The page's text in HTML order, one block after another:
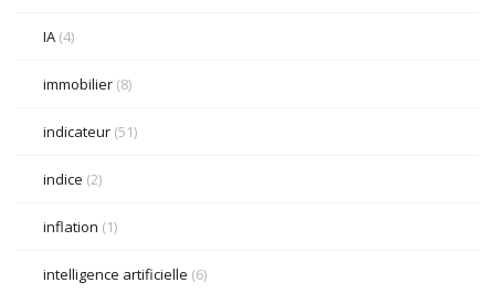
IA (4)
immobilier (8)
indicateur (51)
indice (2)
inflation (1)
intelligence artificielle (6)